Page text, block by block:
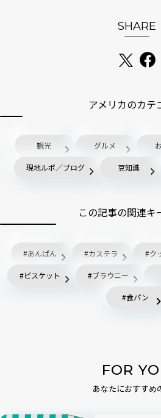
SHARE
アメリカのカテ
観光 グルメ
現地ルポ／ブログ 豆知識
この記事の関連キ
あんぱん カステラ ク
ビスケット ブラウニー
食パン
FOR
あなたにおすすめ